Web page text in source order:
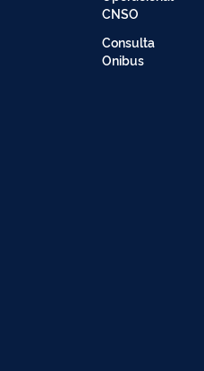
CNSO
Consulta
Onibus